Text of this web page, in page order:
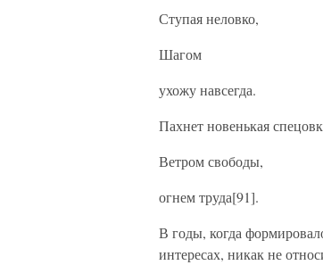
Ступая неловко,
Шагом
ухожу навсегда.
Пахнет новенькая
Ветром свободы,
огнем труда[91].
В годы, когда
интересах, никак не